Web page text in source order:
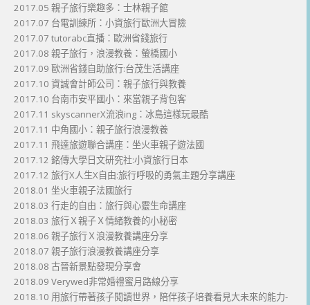
2017.05 親子旅行樂趣多：士林親子館
2017.07 台電訓練所：小資旅行歐洲大冒險
2017.07 tutorabc直播：歐洲省錢旅行
2017.08 親子旅行，浪漫教養：螢橋國小
2017.09 歐洲省錢自助旅行:台茂生活講座
2017.10 資誠會計師公司：親子旅行與教養
2017.10 台南市安平國小：來當親子背包客
2017.11 skyscannerX流浪ing：冰島這樣玩最酷
2017.11 中角國小：親子旅行浪漫教養
2017.11 飛達旅遊聯合講座：坐火車親子遊法國
2017.12 銘傳大學日文研究社:小資旅行日本
2017.12 旅行X人生X自由:旅行呼吸的勇氣主題分享講座
2018.01 坐火車親子法國旅行
2018.03 行走的自由：旅行與心靈生命講座
2018.03 旅行Ｘ親子Ｘ情緒教養的小秘密
2018.06 親子旅行Ｘ浪漫教養講座分享
2018.07 親子旅行浪漫教養講座分享
2018.08 古晉新景點發現分享會
2018.09 Verywed非常婚禮蜜月路線分享
2018.10 用旅行帶著孩子閱讀世界，陪伴孩子培養看見大未來的能力-